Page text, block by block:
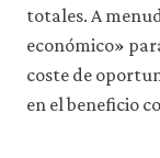
totales. A
económico»
coste de
en el beneficio